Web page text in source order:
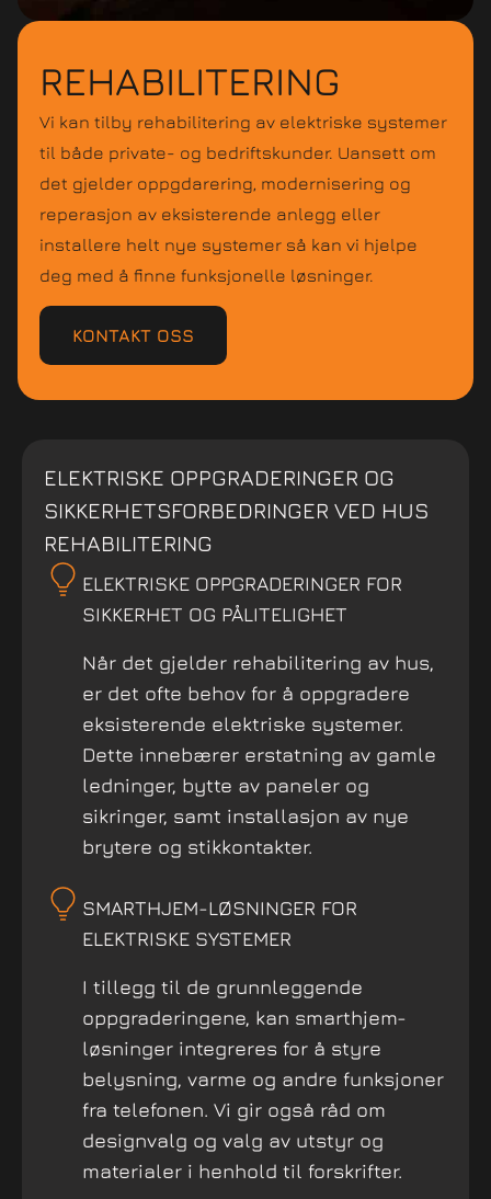
REHABILITERING
Vi kan tilby rehabilitering av elektriske systemer
til både private- og bedriftskunder. Uansett om
det gjelder oppgdarering, modernisering og
reperasjon av eksisterende anlegg eller
installere helt nye systemer så kan vi hjelpe
deg med å finne funksjonelle løsninger.
KONTAKT OSS
ELEKTRISKE OPPGRADERINGER OG
SIKKERHETSFORBEDRINGER VED HUS
REHABILITERING
ELEKTRISKE OPPGRADERINGER FOR
SIKKERHET OG PÅLITELIGHET
Når det gjelder rehabilitering av hus,
er det ofte behov for å oppgradere
eksisterende elektriske systemer.
Dette innebærer erstatning av gamle
ledninger, bytte av paneler og
sikringer, samt installasjon av nye
brytere og stikkontakter.
SMARTHJEM-LØSNINGER FOR
ELEKTRISKE SYSTEMER
I tillegg til de grunnleggende
oppgraderingene, kan smarthjem-
løsninger integreres for å styre
belysning, varme og andre funksjoner
fra telefonen. Vi gir også råd om
designvalg og valg av utstyr og
materialer i henhold til forskrifter.